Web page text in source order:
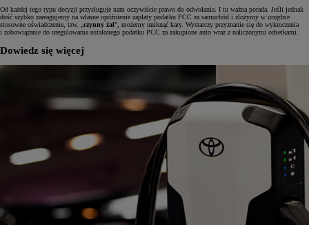
Od każdej tego typu decyzji przysługuje nam oczywiście prawo do odwołania. I tu ważna porada. Jeśli jednak
dość szybko zareagujemy na własne opóźnienie zapłaty podatku PCC za samochód i złożymy w urzędzie
stosowne oświadczenie, tzw. „czynny żal”, możemy uniknąć kary. Wystarczy przyznanie się do wykroczenia
i zobowiązanie do uregulowania ustalonego podatku PCC za zakupione auto wraz z naliczonymi odsetkami.
Dowiedz się więcej